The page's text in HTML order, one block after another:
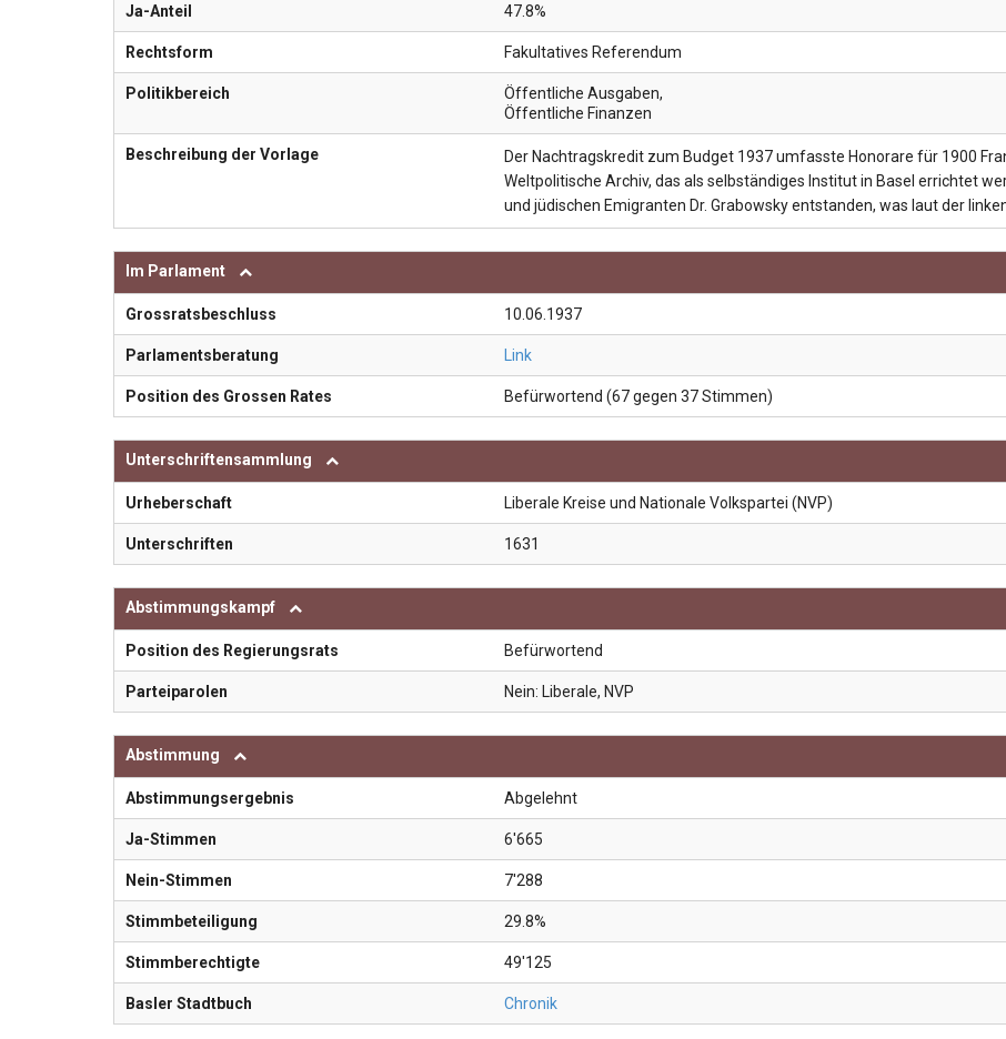
Ja-Anteil 47.8%
Rechtsform Fakultatives Referendum
Politikbereich Öffentliche Ausgaben,
Öffentliche Finanzen
Beschreibung der Vorlage
Der Nachtragskredit zum Budget 1937 umfasste Honorare für 1900
Weltpolitische Archiv, das als selbständiges Institut in Basel errichtet
und jüdischen Emigranten Dr. Grabowsky entstanden, was laut der
Im Parlament
Grossratsbeschluss 10.06.1937
Parlamentsberatung Link
Position des Grossen Rates Befürwortend (67 gegen 37 Stimmen)
Unterschriftensammlung
Urheberschaft Liberale Kreise und Nationale Volkspartei (NVP)
Unterschriften 1631
Abstimmungskampf
Position des Regierungsrats Befürwortend
Parteiparolen Nein: Liberale, NVP
Abstimmung
Abstimmungsergebnis Abgelehnt
Ja-Stimmen 6'665
Nein-Stimmen 7'288
Stimmbeteiligung 29.8%
Stimmberechtigte 49'125
Basler Stadtbuch Chronik